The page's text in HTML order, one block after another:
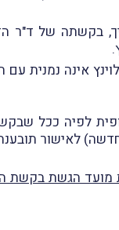
מן ההליך, בקשתה של
אינה נמנית
לפיה ככל
לאישור תובענה
הגשת בקשת